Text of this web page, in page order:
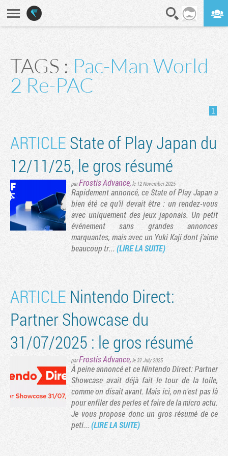
TAGS : Pac-Man World
2 Re-PAC
1
ARTICLE State of Play Japan du
12/11/25, le gros résumé
parFrostis Advance, le 12 November 2025
Rapidement annoncé, ce State of Play Japan a
bien été ce qu'il devait être : un rendez-vous
avec uniquement des jeux japonais. Un petit
événement sans grandes annonces
marquantes, mais avec un Yuki Kaji dont j'aime
beaucoup tr...(LIRE LA SUITE)
ARTICLE Nintendo Direct:
Partner Showcase du
31/07/2025 : le gros résumé
parFrostis Advance, le 31 July 2025
À peine annoncé et ce Nintendo Direct: Partner
Showcase avait déjà fait le tour de la toile,
comme on disait avant. Mais ici, on n'est pas là
pour enfiler des perles et faire de la micro actu.
Je vous propose donc un gros résumé de ce
peti... (LIRE LA SUITE)
Tribune